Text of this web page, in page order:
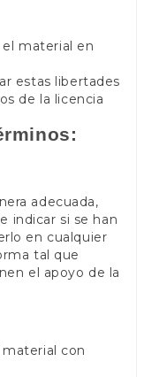
material en
estas libertades
de la licencia
adecuada,
indicar si se han
en cualquier
tal que
el apoyo de la
con